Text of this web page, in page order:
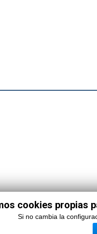
cookies propias
Si no cambia la